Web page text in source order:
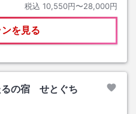
税込 10,550円〜28,000円
を見る
の宿 せとぐち